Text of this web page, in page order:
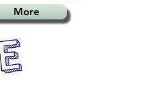
More